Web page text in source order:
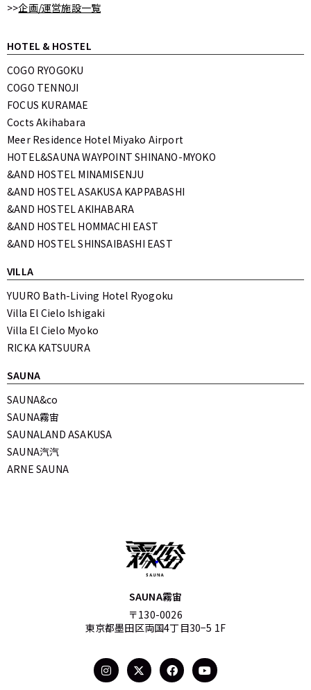
>>企画/運営施設一覧
HOTEL & HOSTEL
COGO RYOGOKU
COGO TENNOJI
FOCUS KURAMAE
Cocts Akihabara
Meer Residence Hotel Miyako Airport
HOTEL&SAUNA WAYPOINT SHINANO-MYOKO
&AND HOSTEL MINAMISENJU
&AND HOSTEL ASAKUSA KAPPABASHI
&AND HOSTEL AKIHABARA
&AND HOSTEL HOMMACHI EAST
&AND HOSTEL SHINSAIBASHI EAST
VILLA
YUURO Bath-Living Hotel Ryogoku
Villa El Cielo Ishigaki
Villa El Cielo Myoko
RICKA KATSUURA
SAUNA
SAUNA&co
SAUNA霧宙
SAUNALAND ASAKUSA
SAUNA汽汽
ARNE SAUNA
SAUNA霧宙
〒130-0026
東京都墨田区両国4丁目30−5 1F